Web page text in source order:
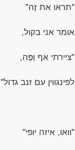
"תראו את זֶה"
אומר אני בקול,
"ציירתי אף וַפֶּה,
לפינגווין עם זנב גדול"
"וואו, איזה יופי"